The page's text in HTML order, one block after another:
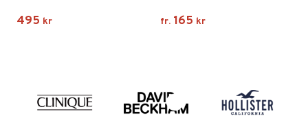
495 kr fr. 165 kr